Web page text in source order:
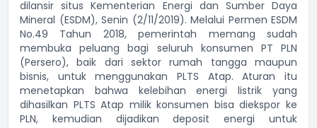
dilansir situs Kementerian Energi dan Sumber Daya
Mineral (ESDM), Senin (2/11/2019). Melalui Permen ESDM
No.49 Tahun 2018, pemerintah memang sudah
membuka peluang bagi seluruh konsumen PT PLN
(Persero), baik dari sektor rumah tangga maupun
bisnis, untuk menggunakan PLTS Atap. Aturan itu
menetapkan bahwa kelebihan energi listrik yang
dihasilkan PLTS Atap milik konsumen bisa diekspor ke
PLN, kemudian dijadikan deposit energi untuk